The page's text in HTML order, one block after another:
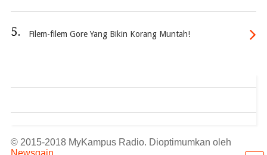
5. Filem-filem Gore Yang Bikin Korang Muntah!
© 2015-2018 MyKampus Radio. Dioptimumkan oleh
Newsgain